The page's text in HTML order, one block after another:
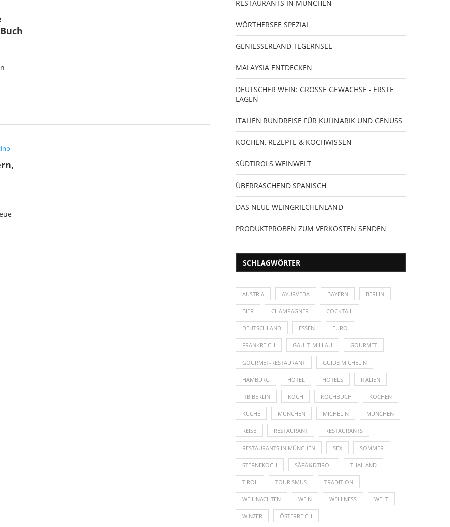
RESTAURANTS IN MÜNCHEN
WÖRTHERSEE SPEZIAL
GENIESSERLAND TEGERNSEE
MALAYSIA ENTDECKEN
DEUTSCHER WEIN: GROSSE GEWÄCHSE - ERSTE
LAGEN
ITALIEN RUNDREISE FÜR KULINARIK UND GENUSS
KOCHEN, REZEPTE & KOCHWISSEN
SÜDTIROLS WEINWELT
ÜBERRASCHEND SPANISCH
DAS NEUE WEINGRIECHENLAND
PRODUKTPROBEN ZUM VERKOSTEN SENDEN
SCHLAGWÖRTER
AUSTRIA AYURVEDA BAYERN BERLIN
BIER CHAMPAGNER COCKTAIL
DEUTSCHLAND ESSEN EURO
FRANKREICH GAULT-MILLAU GOURMET
GOURMET-RESTAURANT GUIDE MICHELIN
HAMBURG HOTEL HOTELS ITALIEN
ITB BERLIN KOCH KOCHBUCH KOCHEN
KÜCHE MÜNCHEN MICHELIN MÜNCHEN
REISE RESTAURANT RESTAURANTS
RESTAURANTS IN MÜNCHEN SEX SOMMER
STERNEKOCH SÃƑÂ¼DTIROL THAILAND
TIROL TOURISMUS TRADITION
WEIHNACHTEN WEIN WELLNESS WELT
WINZER ÖSTERREICH